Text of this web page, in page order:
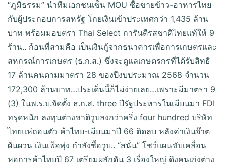
“ภูมิธรรม” นำทีมเอกชนเซ็น MOU ซื้อขายข้าว-อาหารไทย
กับผู้ประกอบการสหรัฐ โกยเงินเข้าประเทศกว่า 1,435 ล้าน
บาท พร้อมมอบตรา Thai Select การันตีรสชาติไทยแท้ให้ 9
ร้าน.. ก้อนที่สามคือ เป็นเงินกู้จากธนาคารเพื่อการเกษตรและ
สหกรณ์การเกษตร (ธ.ก.ส.) ซึ่งจะดูแลเกษตรกรที่ได้รับสิทธิ
17 ล้านคนตามมาตรา 28 ของปีงบประมาณ 2568 จำนวน
172,300 ล้านบาท…ประเด็นนี้ก็ไม่ง่ายเลย…เพราะมีมาตรา 9
(3) ในพ.ร.บ.จัดตั้ง ธ.ก.ส. three ปีรัฐประหารในเมียนมา FDI
ทรุดหนัก ลงทุนต่างชาติวูบลงกว่าครึ่ง four hundred บริษัท
ไทยแห่ถอนตัว ค้าไทย-เมียนมาปี 66 ติดลบ หลังค่าเงินจ๊าต
ผันผวน เงินเฟ้อพุ่ง กำลังซื้อวูบ.. “สนั่น” โชว์แผนขับเคลื่อน
หอการค้าไทยปี 67 เตรียมผลักดัน 3 เรื่องใหญ่ ดึงคนเก่งต่าง